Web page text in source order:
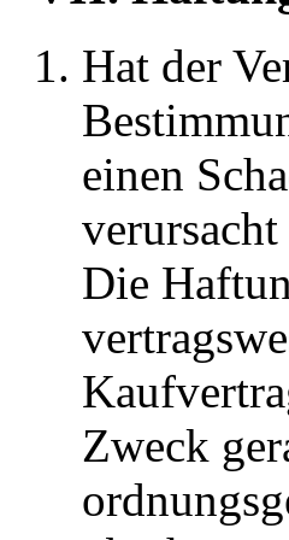
Hat der
einen
Die
Zweck